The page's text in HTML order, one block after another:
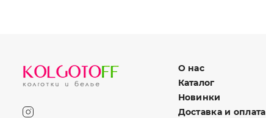
О нас
Каталог
Новинки
Доставка и оплата